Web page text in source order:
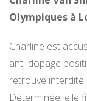
Olympiques à
Charline est
anti-dopage
retrouve
Déterminée, elle